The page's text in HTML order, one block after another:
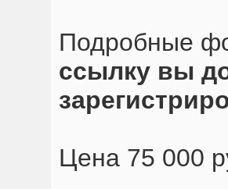
Подробные
ссылку вы
Цена 75 000